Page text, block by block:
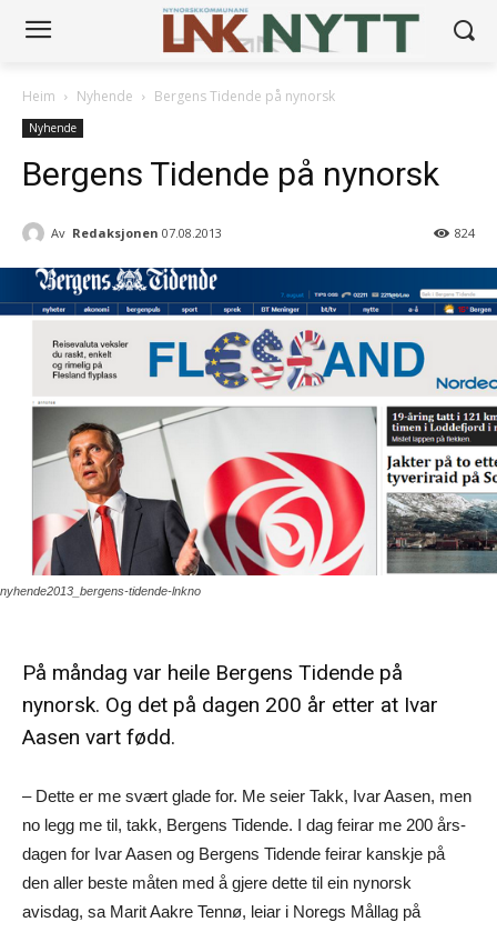
Heim Nyhende Bergens Tidende på nynorsk
Nyhende
Bergens Tidende på nynorsk
Av Redaksjonen 07.08.2013 824
nyhende2013_bergens-tidende-lnkno
På måndag var heile Bergens Tidende på
nynorsk. Og det på dagen 200 år etter at Ivar
Aasen vart fødd.
– Dette er me svært glade for. Me seier Takk, Ivar Aasen, men
no legg me til, takk, Bergens Tidende. I dag feirar me 200 års-
dagen for Ivar Aasen og Bergens Tidende feirar kanskje på
den aller beste måten med å gjere dette til ein nynorsk
avisdag, sa Marit Aakre Tennø, leiar i Noregs Mållag på